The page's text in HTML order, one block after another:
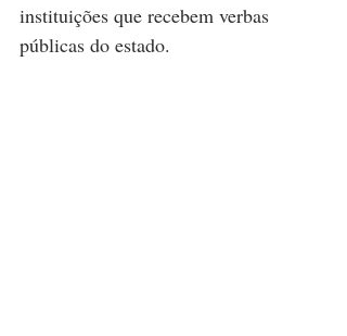
instituições que recebem verbas
públicas do estado.